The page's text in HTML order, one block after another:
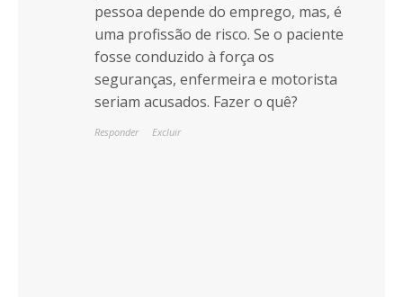
pessoa depende do emprego, mas, é
uma profissão de risco. Se o paciente
fosse conduzido à força os
seguranças, enfermeira e motorista
seriam acusados. Fazer o quê?
Responder Excluir